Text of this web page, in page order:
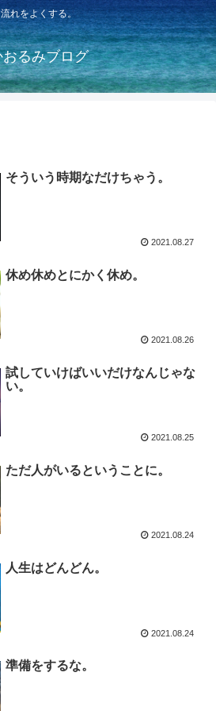
流れをよくする。
おるみブログ
そういう時期なだけちゃう。
2021.08.27
休め休めとにかく休め。
2021.08.26
試していけばいいだけなんじゃな
い。
2021.08.25
ただ人がいるということに。
2021.08.24
人生はどんどん。
2021.08.24
準備をするな。